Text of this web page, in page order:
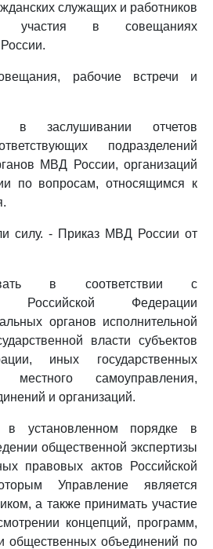
служащих и работников
участия в совещаниях
рабочие встречи и
в заслушивании отчетов
подразделений
МВД России, организаций
по вопросам, относящимся к
силу. - Приказ МВД России от
в соответствии с
Российской Федерации
органов исполнительной
власти субъектов
иных государственных
местного самоуправления,
и организаций.
в установленном порядке в
общественной экспертизы
правовых актов Российской
Управление является
а также принимать участие
концепций, программ,
общественных объединений по